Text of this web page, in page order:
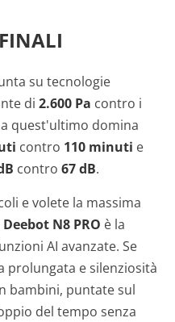
su tecnologie
di 2.600 Pa contro i
quest'ultimo domina
contro 110 minuti e
contro 67 dB.
e volete la massima
Deebot N8 PRO è la
AI avanzate. Se
prolungata e silenziosità
bambini, puntate sul
del tempo senza